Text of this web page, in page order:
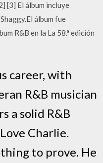
[3] El álbum incluye
álbum fue
R&B en la La 58.ª edición
career, with
R&B musician
a solid R&B
Charlie.
to prove. He